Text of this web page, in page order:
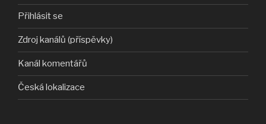
Přihlásit se
Zdroj kanálů (příspěvky)
Kanál komentářů
Česká lokalizace